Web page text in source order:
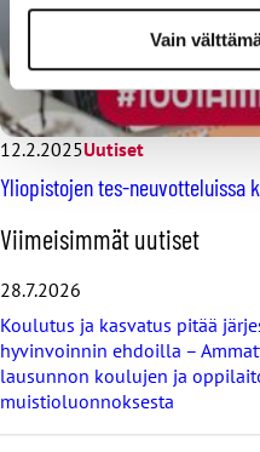
Vain
12.2.2025Uutiset
Yliopistojen tes-neuvotteluissa
O
h
i
t
a
v
i
i
Viimeisimmät uutiset
28.7.2026
Koulutus ja kasvatus pitää
hyvinvoinnin ehdoilla –
lausunnon koulujen ja
muistioluonnoksesta